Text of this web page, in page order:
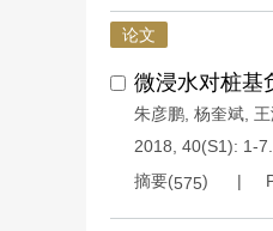
论文
微浸水对桩基
朱彦鹏 杨奎斌
2018, 40(S1): 1-7.
摘要(575)